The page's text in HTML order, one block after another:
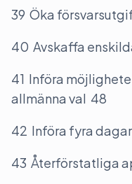
39 Öka
40 Avskaffa
41 Införa
allmänna val 48
42 Införa fyra
43 Återförstatliga